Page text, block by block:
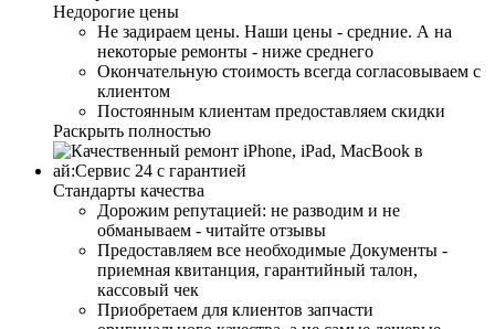
Недорогие цены
Не задираем цены. Наши цены - средние. А на
некоторые ремонты - ниже среднего
Окончательную стоимость всегда согласовываем с
клиентом
Постоянным клиентам предоставляем скидки
Раскрыть полностью
Стандарты качества
Дорожим репутацией: не разводим и не
обманываем - читайте отзывы
Предоставляем все необходимые Документы -
приемная квитанция, гарантийный талон,
кассовый чек
Приобретаем для клиентов запчасти